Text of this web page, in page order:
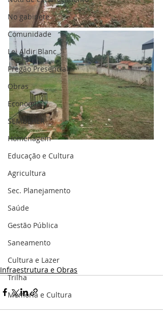
No gabinete
Comunidade
Lei Aldir Blanc
Pregão Presencial
Obras
Economia
SEMULHER
Homenagem
Educação e Cultura
Agricultura
Sec. Planejamento
Saúde
Gestão Pública
Saneamento
Cultura e Lazer
Trilha
Memória e Cultura
Infraestrutura e Obras